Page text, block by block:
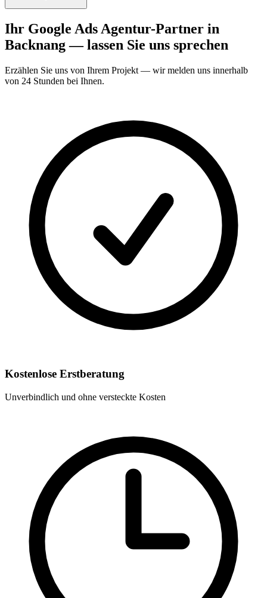
Ihr Google Ads Agentur-Partner in
Backnang — lassen Sie uns sprechen
Erzählen Sie uns von Ihrem Projekt — wir melden uns innerhalb
von 24 Stunden bei Ihnen.
Kostenlose Erstberatung
Unverbindlich und ohne versteckte Kosten